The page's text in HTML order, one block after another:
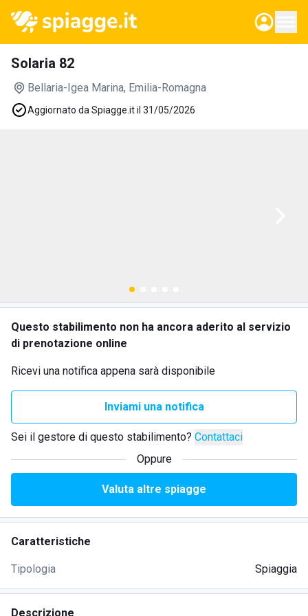
Solaria 82
Bellaria-Igea Marina, Emilia-Romagna
Aggiornato da Spiagge.it il 31/05/2026
Questo stabilimento non ha ancora aderito al servizio
di prenotazione online
Ricevi una notifica appena sarà disponibile
Inviami una notifica
Sei il gestore di questo stabilimento? Contattaci
Oppure
Valuta altre spiagge
Caratteristiche
Tipologia Spiaggia
Descrizione